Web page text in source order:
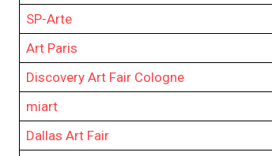
SP-Arte
Art Paris
Discovery Art Fair Cologne
miart
Dallas Art Fair